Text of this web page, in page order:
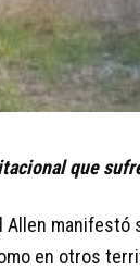
que
Allen
en otros